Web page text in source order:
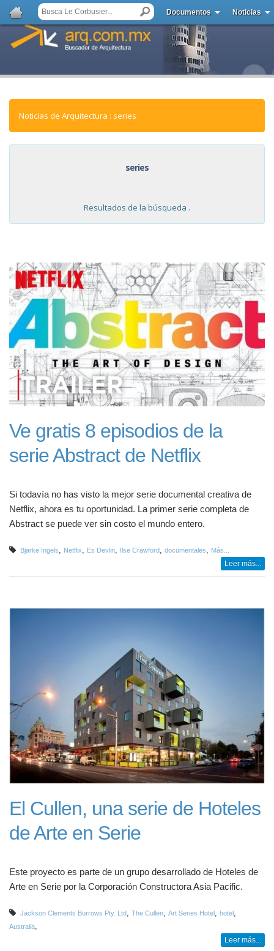
Documentos Noticias
Noticias de Arquitectura : series
series
Resultados de la búsqueda .
Ve gratis 8 episodios de la
serie Abstract de Netflix
Si todavía no has visto la mejor serie documental creativa de
Netflix, ahora es tu oportunidad. La primer serie completa de
Abstract se puede ver sin costo el mundo entero.
Bjarke Ingels, Netflix, Es Devlin, Ilse Crawford, documentales, Más...
Leer más...
El Cullen, una serie de Hoteles
de Arte en Serie
Este proyecto es parte de un grupo desarrollado de Hoteles de
Arte en Serie por la Corporación Constructora Asia Pacific.
Jackson Clements Burrows Pty. Ltd The Cullen Art Series Hotel hotel
Australia
Leer más...